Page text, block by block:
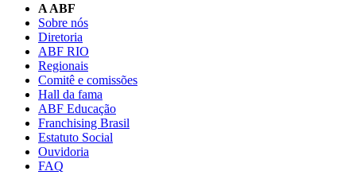
A ABF
Sobre nós
Diretoria
ABF RIO
Regionais
Comitê e comissões
Hall da fama
ABF Educação
Franchising Brasil
Estatuto Social
Ouvidoria
FAQ